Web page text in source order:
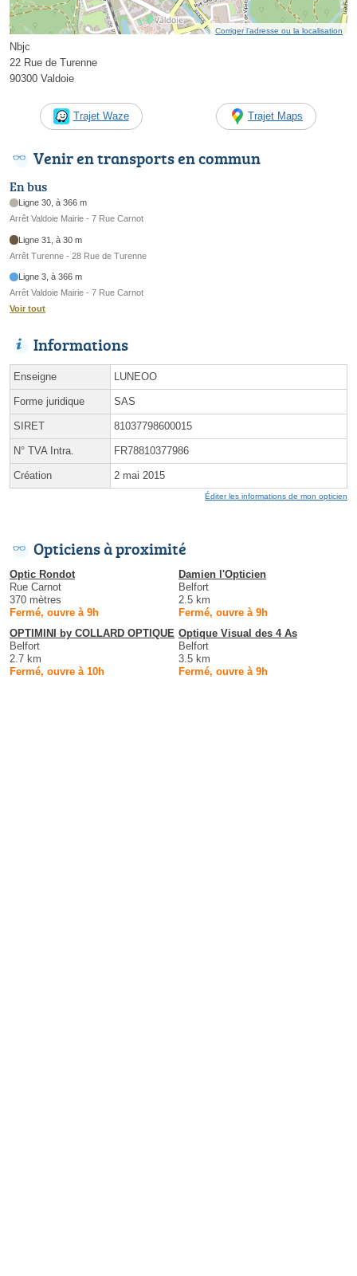
Corriger l’adresse ou la localisation
Nbjc
22 Rue de Turenne
90300 Valdoie
Trajet Waze Trajet Maps
Venir en transports en commun
En bus
Ligne 30, à 366 m
Arrêt Valdoie Mairie - 7 Rue Carnot
Ligne 31, à 30 m
Arrêt Turenne - 28 Rue de Turenne
Ligne 3, à 366 m
Arrêt Valdoie Mairie - 7 Rue Carnot
Voir tout
Informations
Enseigne LUNEOO
Forme juridique SAS
SIRET 81037798600015
N° TVA Intra. FR78810377986
Création 2 mai 2015
Éditer les informations de mon opticien
Opticiens à proximité
Optic Rondot
Rue Carnot
370 mètres
Fermé, ouvre à 9h
Damien l'Opticien
Belfort
2.5 km
Fermé, ouvre à 9h
OPTIMINI by COLLARD OPTIQUE
Belfort
2.7 km
Fermé, ouvre à 10h
Optique Visual des 4 As
Belfort
3.5 km
Fermé, ouvre à 9h